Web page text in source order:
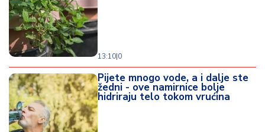
13:10|0
Pijete mnogo vode, a i dalje ste
žedni - ove namirnice bolje
hidriraju telo tokom vrućina